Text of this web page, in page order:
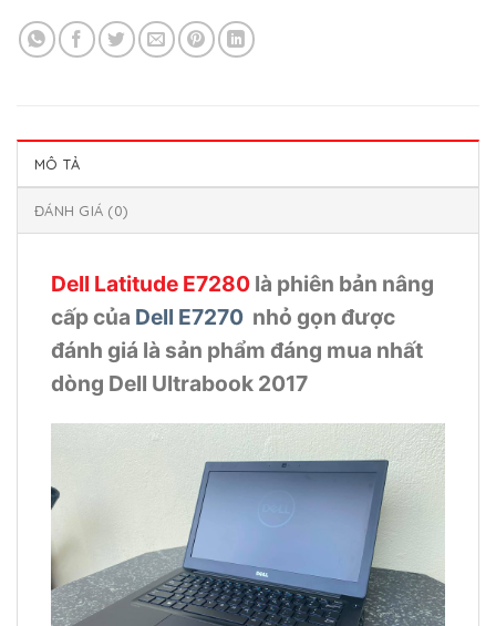
MÔ TẢ
ĐÁNH GIÁ (0)
Dell Latitude E7280 là phiên bản nâng
cấp của Dell E7270 nhỏ gọn được
đánh giá là sản phẩm đáng mua nhất
dòng Dell Ultrabook 2017